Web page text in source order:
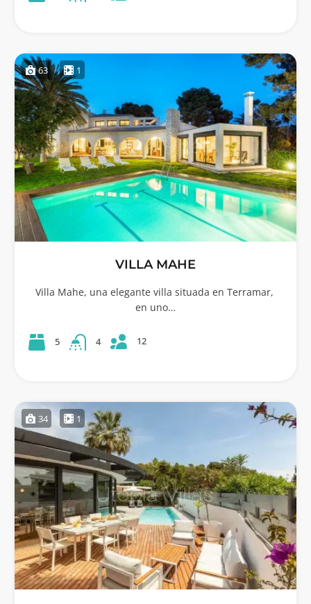
63 1
VILLA MAHE
Villa Mahe, una elegante villa situada en Terramar,
en uno…
5 4 12
34 1